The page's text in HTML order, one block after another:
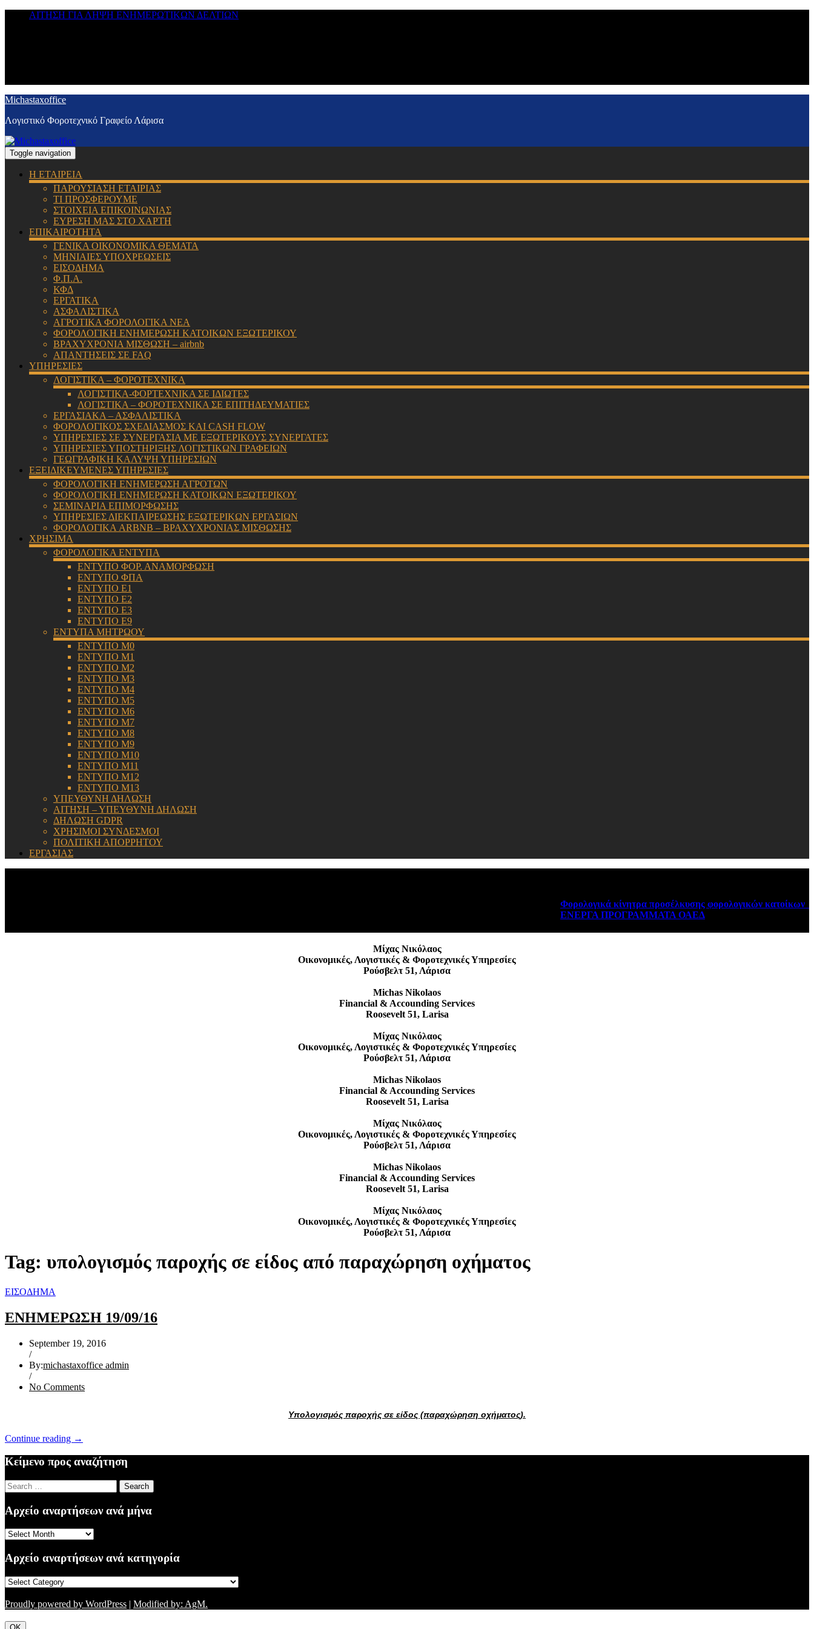
ΑΙΤΗΣΗ ΓΙΑ ΛΗΨΗ ΕΝΗΜΕΡΩΤΙΚΩΝ ΔΕΛΤΙΩΝ
Michastaxoffice
Λογιστικό Φοροτεχνικό Γραφείο Λάρισα
Toggle navigation
Η ΕΤΑΙΡΕΙΑ
ΠΑΡΟΥΣΙΑΣΗ ΕΤΑΙΡΙΑΣ
ΤΙ ΠΡΟΣΦΕΡΟΥΜΕ
ΣΤΟΙΧΕΙΑ ΕΠΙΚΟΙΝΩΝΙΑΣ
ΕΥΡΕΣΗ ΜΑΣ ΣΤΟ ΧΑΡΤΗ
ΕΠΙΚΑΙΡΟΤΗΤΑ
ΓΕΝΙΚΑ ΟΙΚΟΝΟΜΙΚΑ ΘΕΜΑΤΑ
ΜΗΝΙΑΙΕΣ ΥΠΟΧΡΕΩΣΕΙΣ
ΕΙΣΟΔΗΜΑ
Φ.Π.Α.
ΚΦΔ
ΕΡΓΑΤΙΚΑ
ΑΣΦΑΛΙΣΤΙΚΑ
ΑΓΡΟΤΙΚΑ ΦΟΡΟΛΟΓΙΚΑ ΝΕΑ
ΦΟΡΟΛΟΓΙΚΗ ΕΝΗΜΕΡΩΣΗ ΚΑΤΟΙΚΩΝ ΕΞΩΤΕΡΙΚΟΥ
ΒΡΑΧΥΧΡΟΝΙΑ ΜΙΣΘΩΣΗ – airbnb
ΑΠΑΝΤΗΣΕΙΣ ΣΕ FAQ
ΥΠΗΡΕΣΙΕΣ
ΛΟΓΙΣΤΙΚΑ – ΦΟΡΟΤΕΧΝΙΚΑ
ΛΟΓΙΣΤΙΚΑ-ΦΟΡΤΕΧΝΙΚΑ ΣΕ ΙΔΙΩΤΕΣ
ΛΟΓΙΣΤΙΚΑ – ΦΟΡΟΤΕΧΝΙΚΑ ΣΕ ΕΠΙΤΗΔΕΥΜΑΤΙΕΣ
ΕΡΓΑΣΙΑΚΑ – ΑΣΦΑΛΙΣΤΙΚΑ
ΦΟΡΟΛΟΓΙΚΟΣ ΣΧΕΔΙΑΣΜΟΣ ΚΑΙ CASH FLOW
ΥΠΗΡΕΣΙΕΣ ΣΕ ΣΥΝΕΡΓΑΣΙΑ ΜΕ ΕΞΩΤΕΡΙΚΟΥΣ ΣΥΝΕΡΓΑΤΕΣ
ΥΠΗΡΕΣΙΕΣ ΥΠΟΣΤΗΡΙΞΗΣ ΛΟΓΙΣΤΙΚΩΝ ΓΡΑΦΕΙΩΝ
ΓΕΩΓΡΑΦΙΚΗ ΚΑΛΥΨΗ ΥΠΗΡΕΣΙΩΝ
ΕΞΕΙΔΙΚΕΥΜΕΝΕΣ ΥΠΗΡΕΣΙΕΣ
ΦΟΡΟΛΟΓΙΚΗ ΕΝΗΜΕΡΩΣΗ ΑΓΡΟΤΩΝ
ΦΟΡΟΛΟΓΙΚΗ ΕΝΗΜΕΡΩΣΗ ΚΑΤΟΙΚΩΝ ΕΞΩΤΕΡΙΚΟΥ
ΣΕΜΙΝΑΡΙΑ ΕΠΙΜΟΡΦΩΣΗΣ
ΥΠΗΡΕΣΙΕΣ ΔΙΕΚΠΑΙΡΕΩΣΗΣ ΕΞΩΤΕΡΙΚΩΝ ΕΡΓΑΣΙΩΝ
ΦΟΡΟΛΟΓΙΚΑ ARBNB – ΒΡΑΧΥΧΡΟΝΙΑΣ ΜΙΣΘΩΣΗΣ
ΧΡΗΣΙΜΑ
ΦΟΡΟΛΟΓΙΚΑ ΕΝΤΥΠΑ
ΕΝΤΥΠΟ ΦΟΡ. ΑΝΑΜΟΡΦΩΣΗ
ΕΝΤΥΠΟ ΦΠΑ
ΕΝΤΥΠΟ Ε1
ΕΝΤΥΠΟ Ε2
ΕΝΤΥΠΟ Ε3
ΕΝΤΥΠΟ Ε9
ΕΝΤΥΠΑ ΜΗΤΡΩΟΥ
ΕΝΤΥΠΟ Μ0
ΕΝΤΥΠΟ Μ1
ΕΝΤΥΠΟ Μ2
ΕΝΤΥΠΟ Μ3
ΕΝΤΥΠΟ Μ4
ΕΝΤΥΠΟ Μ5
ΕΝΤΥΠΟ Μ6
ΕΝΤΥΠΟ Μ7
ΕΝΤΥΠΟ Μ8
ΕΝΤΥΠΟ Μ9
ΕΝΤΥΠΟ Μ10
ΕΝΤΥΠΟ Μ11
ΕΝΤΥΠΟ Μ12
ΕΝΤΥΠΟ Μ13
ΥΠΕΥΘΥΝΗ ΔΗΛΩΣΗ
ΑΙΤΗΣΗ – ΥΠΕΥΘΥΝΗ ΔΗΛΩΣΗ
ΔΗΛΩΣΗ GDPR
ΧΡΗΣΙΜΟΙ ΣΥΝΔΕΣΜΟΙ
ΠΟΛΙΤΙΚΗ ΑΠΟΡΡΗΤΟΥ
ΕΡΓΑΣΙΑΣ
Φορολογικά κίνητρα προσέλκυσης φορολογικών κατοίκων
ΕΝΕΡΓΑ ΠΡΟΓΡΑΜΜΑΤΑ ΟΑΕΔ August 6, 2026
Μίχας Νικόλαος
Οικονομικές, Λογιστικές & Φοροτεχνικές Υπηρεσίες
Ρούσβελτ 51, Λάρισα
Michas Nikolaos
Financial & Accounding Services
Roosevelt 51, Larisa
Μίχας Νικόλαος
Οικονομικές, Λογιστικές & Φοροτεχνικές Υπηρεσίες
Ρούσβελτ 51, Λάρισα
Michas Nikolaos
Financial & Accounding Services
Roosevelt 51, Larisa
Μίχας Νικόλαος
Οικονομικές, Λογιστικές & Φοροτεχνικές Υπηρεσίες
Ρούσβελτ 51, Λάρισα
Michas Nikolaos
Financial & Accounding Services
Roosevelt 51, Larisa
Μίχας Νικόλαος
Οικονομικές, Λογιστικές & Φοροτεχνικές Υπηρεσίες
Ρούσβελτ 51, Λάρισα
Tag: υπολογισμός παροχής σε είδος από παραχώρηση οχήματος
ΕΙΣΟΔΗΜΑ
ΕΝΗΜΕΡΩΣΗ 19/09/16
September 19, 2016
/
By:michastaxoffice admin
/
No Comments
Υπολογισμός παροχής σε είδος (παραχώρηση οχήματος).
Continue reading “ΕΝΗΜΕΡΩΣΗ
→
Κείμενο προς αναζήτηση
Search
for:
Αρχείο αναρτήσεων ανά μήνα
Αρχείο
ανά
μήνα
Αρχείο αναρτήσεων ανά κατηγορία
Αρχείο
ανά
Proudly powered by WordPress | Modified by: AgM.